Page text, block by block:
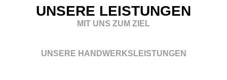
UNSERE LEISTUNGEN
MIT UNS ZUM ZIEL
UNSERE HANDWERKSLEISTUNGEN